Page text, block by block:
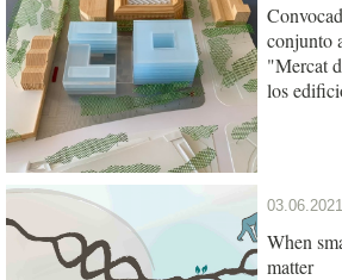
conjunto
"Mercat
los
03.06.2021
When
matter